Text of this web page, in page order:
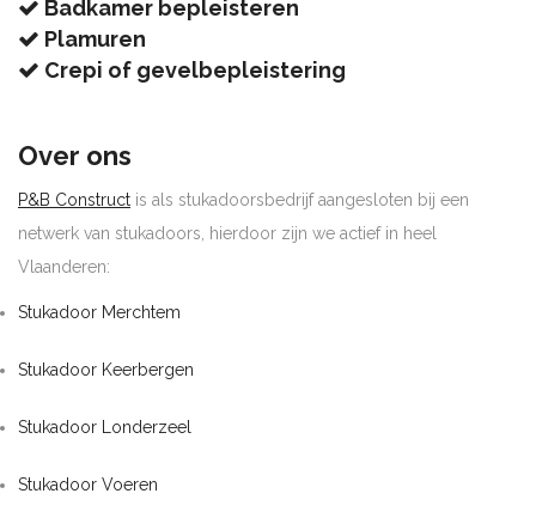
Badkamer bepleisteren
Plamuren
Crepi of gevelbepleistering
Over ons
P&B Construct is als stukadoorsbedrijf aangesloten bij een
netwerk van stukadoors, hierdoor zijn we actief in heel
Vlaanderen:
Stukadoor Merchtem
Stukadoor Keerbergen
Stukadoor Londerzeel
Stukadoor Voeren